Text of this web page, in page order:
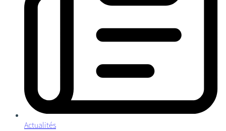
Actualités